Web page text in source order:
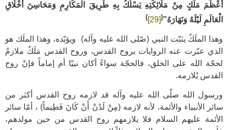
أَعْظَمَ مَلَكٍ مِنْ مَلَائِكَتِهِ يَسْلُكُ بِهِ طَرِيقَ الْمَكَارِمِ وَمَحَاسِنَ أَخْلَاقِ
الْعَالَمِ لَيْلَهُ وَنَهَارَهُ”(
[29]
)
وهذا الملَكُ يثبّت النبي (صّلى الله عليه وآله) ويؤيّده، وهذا الملَك هو
الذي عبّرت عنه الروايات بروح القدس، وروح القدس مَلَكٌ ملازمٌ
لحجّة الله على الخلق، فالحجّة سواءً أكان نبيّا أم إماماً فإنّ روح
القدس يُلازمه.
ورسول الله صلّى الله عليه وآله قد لازمه روح القدس أكثر من
سائر الأنبياء والأئمة، لأنه لازمه (مِنْ لَدُنْ أَنْ كَانَ فَطِيماً) ، أمّا سائر
الأئمة عليهم السلام فلا يلازمهم روح القدس من حين مولدهم،